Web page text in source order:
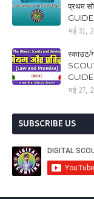
प्रथम
मई 31,
स्काउट/
मई 27,
SUBSCRIBE US